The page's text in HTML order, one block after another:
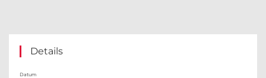
Details
Datum